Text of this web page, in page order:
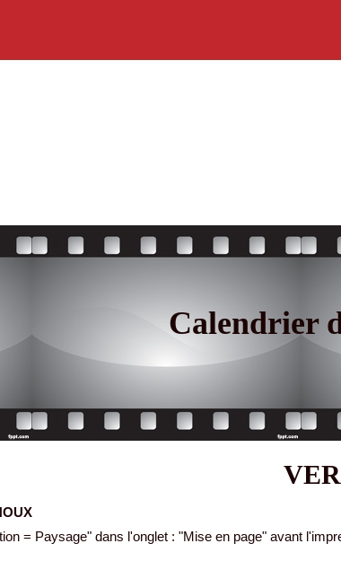
Calendrier
= Paysage" dans l'onglet : "Mise en page" avant